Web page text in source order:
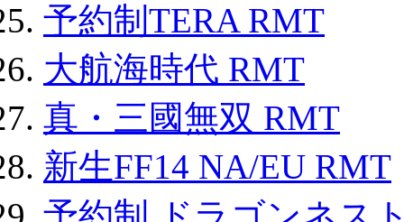
予約制TERA RMT
大航海時代 RMT
真・三國無双 RMT
新生FF14 NA/EU RMT